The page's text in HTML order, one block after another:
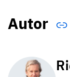
Autor